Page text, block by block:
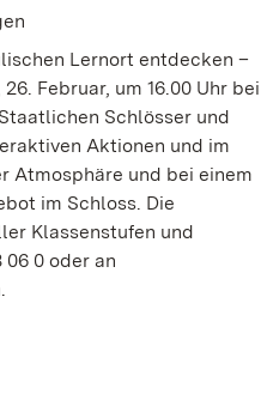
Lernort entdecken –
Februar, um 16.00 Uhr bei
Schlösser und
Aktionen und im
Atmosphäre und bei einem
im Schloss. Die
Klassenstufen und
06 0 oder an